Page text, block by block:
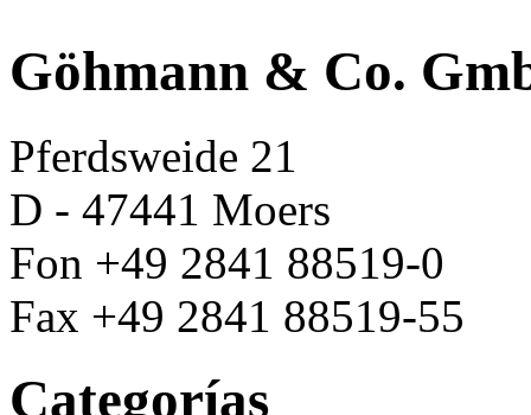
Göhmann & Co.
Pferdsweide 21
D - 47441 Moers
Fon +49 2841 88519-0
Fax +49 2841 88519-55
Categorías